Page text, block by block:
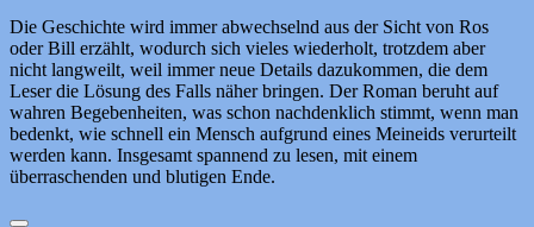
Die Geschichte wird immer abwechselnd aus der Sicht von Ros
oder Bill erzählt, wodurch sich vieles wiederholt, trotzdem aber
nicht langweilt, weil immer neue Details dazukommen, die dem
Leser die Lösung des Falls näher bringen. Der Roman beruht auf
wahren Begebenheiten, was schon nachdenklich stimmt, wenn man
bedenkt, wie schnell ein Mensch aufgrund eines Meineids verurteilt
werden kann. Insgesamt spannend zu lesen, mit einem
überraschenden und blutigen Ende.